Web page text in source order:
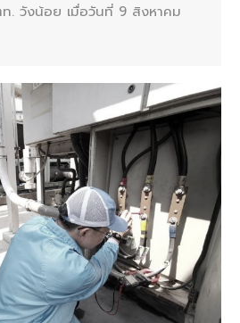
. วังน้อย เมื่อวันที่ 9 สิงหาคม